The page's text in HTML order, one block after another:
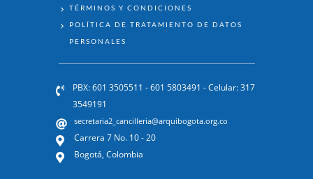
TÉRMINOS Y CONDICIONES
POLÍTICA DE TRATAMIENTO DE DATOS
PERSONALES
PBX: 601 3505511 - 601 5803491 - Celular: 317
3549191
secretaria2_cancilleria@arquibogota.org.co
Carrera 7 No. 10 - 20
Bogotá, Colombia